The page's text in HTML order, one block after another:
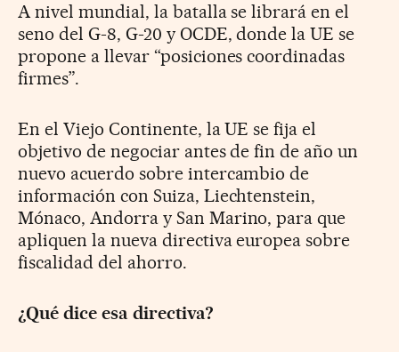
A nivel mundial, la batalla se librará en el
seno del G-8, G-20 y OCDE, donde la UE se
propone a llevar “posiciones coordinadas
firmes”.
En el Viejo Continente, la UE se fija el
objetivo de negociar antes de fin de año un
nuevo acuerdo sobre intercambio de
información con Suiza, Liechtenstein,
Mónaco, Andorra y San Marino, para que
apliquen la nueva directiva europea sobre
fiscalidad del ahorro.
¿Qué dice esa directiva?